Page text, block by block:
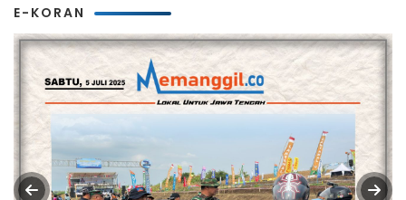
E-KORAN